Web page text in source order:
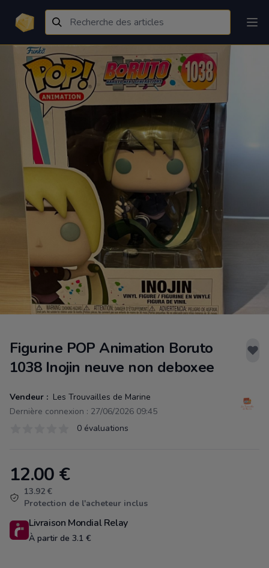
Figurine POP Animation Boruto
1038 Inojin neuve non deboxee
Vendeur : Les Trouvailles de Marine
Dernière connexion : 27/06/2026 09:45
0 évaluations
Product information
12.00 €
13.92 €
Protection de l'acheteur inclus
Livraison Mondial Relay
À partir de 3.1 €